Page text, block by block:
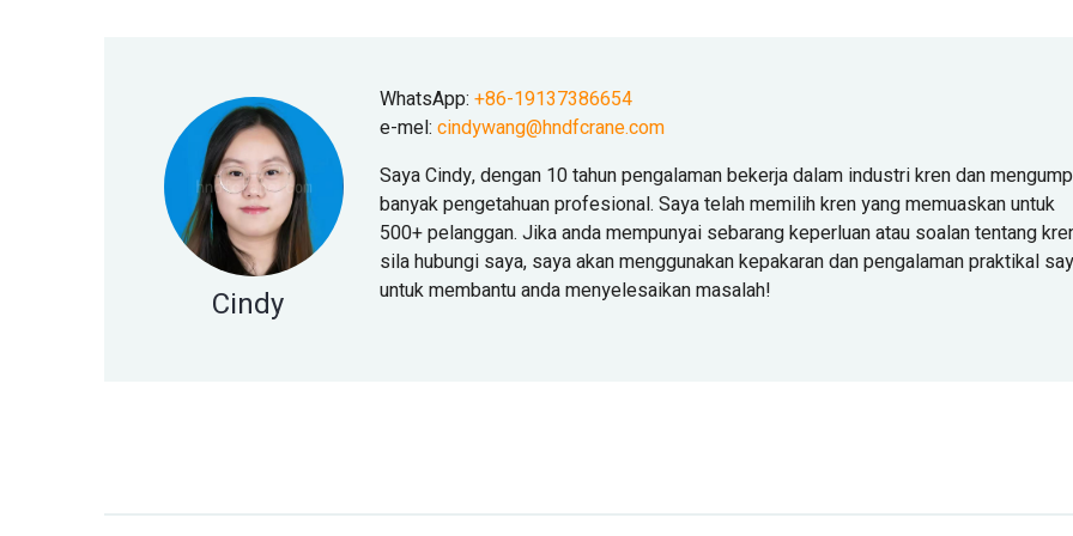
Cindy
WhatsApp: +86-19137386654
e-mel: cindywang@hndfcrane.com
Saya Cindy, dengan 10 tahun pengalaman bekerja dalam industri kren dan
banyak pengetahuan profesional. Saya telah memilih kren yang memuaskan untuk
500+ pelanggan. Jika anda mempunyai sebarang keperluan atau soalan tentang
sila hubungi saya, saya akan menggunakan kepakaran dan pengalaman praktikal
untuk membantu anda menyelesaikan masalah!